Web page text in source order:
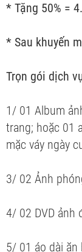
* Tặng 50% =
* Sau khuyến
Trọn gói dịch
1/ 01 Album
trang; hoặc 01
mặc váy ngày
3/ 02 Ảnh
4/ 02 DVD ảnh
5/ 01 áo dài ăn